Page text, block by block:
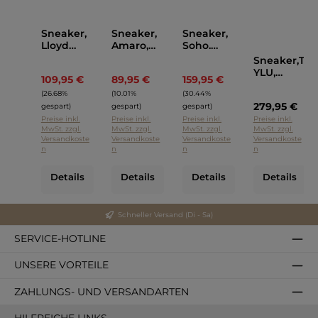
Sneaker,
Lloyd
109,95 €
Regulärer Preis:
(26.68%
gespart)
Preise inkl.
MwSt. zzgl.
Versandkoste
n
Details
Sneaker,
Amaro,
89,95 €
Regulärer Preis:
(10.01%
gespart)
Preise inkl.
MwSt. zzgl.
Versandkoste
n
Details
Sneaker,
Soho.
159,95 €
Regulärer Preis:
(30.44%
gespart)
Preise inkl.
MwSt. zzgl.
Versandkoste
n
Details
Sneaker,T
YLU,
Beige
279,95 €
Preise inkl.
MwSt. zzgl.
Versandkoste
n
Details
Schneller Versand (Di - Sa)
SERVICE-HOTLINE
UNSERE VORTEILE
ZAHLUNGS- UND VERSANDARTEN